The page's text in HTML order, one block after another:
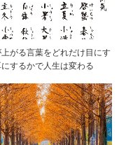
がる言葉をどれだけ目にす
するかで人生は変わる